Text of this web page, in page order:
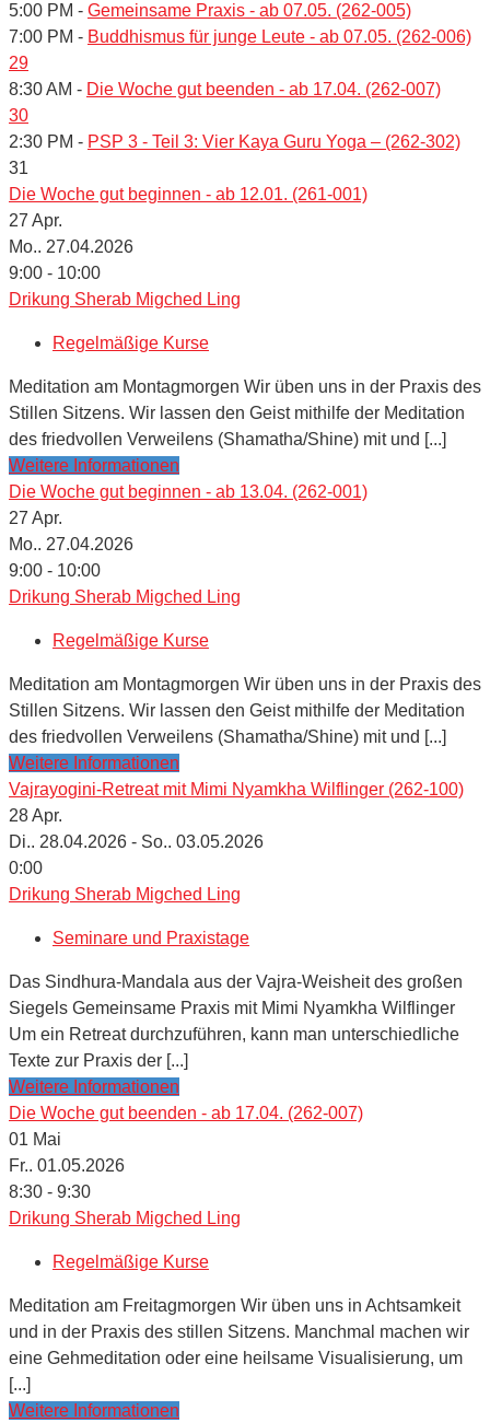
5:00 PM - Gemeinsame Praxis - ab 07.05. (262-005)
7:00 PM - Buddhismus für junge Leute - ab 07.05. (262-006)
29
8:30 AM - Die Woche gut beenden - ab 17.04. (262-007)
30
2:30 PM - PSP 3 - Teil 3: Vier Kaya Guru Yoga – (262-302)
31
Die Woche gut beginnen - ab 12.01. (261-001)
27 Apr.
Mo.. 27.04.2026
9:00 - 10:00
Drikung Sherab Migched Ling
Regelmäßige Kurse
Meditation am Montagmorgen Wir üben uns in der Praxis des
Stillen Sitzens. Wir lassen den Geist mithilfe der Meditation
des friedvollen Verweilens (Shamatha/Shine) mit und [...]
Weitere Informationen
Die Woche gut beginnen - ab 13.04. (262-001)
27 Apr.
Mo.. 27.04.2026
9:00 - 10:00
Drikung Sherab Migched Ling
Regelmäßige Kurse
Meditation am Montagmorgen Wir üben uns in der Praxis des
Stillen Sitzens. Wir lassen den Geist mithilfe der Meditation
des friedvollen Verweilens (Shamatha/Shine) mit und [...]
Weitere Informationen
Vajrayogini-Retreat mit Mimi Nyamkha Wilflinger (262-100)
28Apr.
Di.. 28.04.2026 - So.. 03.05.2026
0:00
Drikung Sherab Migched Ling
Seminare und Praxistage
Das Sindhura-Mandala aus der Vajra-Weisheit des großen
Siegels Gemeinsame Praxis mit Mimi Nyamkha Wilflinger
Um ein Retreat durchzuführen, kann man unterschiedliche
Texte zur Praxis der [...]
Weitere Informationen
Die Woche gut beenden - ab 17.04. (262-007)
01 Mai
Fr.. 01.05.2026
8:30 - 9:30
Drikung Sherab Migched Ling
Regelmäßige Kurse
Meditation am Freitagmorgen Wir üben uns in Achtsamkeit
und in der Praxis des stillen Sitzens. Manchmal machen wir
eine Gehmeditation oder eine heilsame Visualisierung, um
[...]
Weitere Informationen